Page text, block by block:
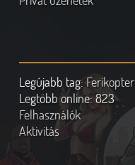
Legújabb tag:Ferikopter
Legtöbb online:823
Felhasználók
Aktivitás